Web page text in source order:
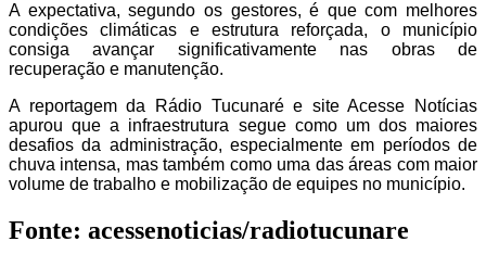
A expectativa, segundo os gestores, é que com melhores
condições climáticas e estrutura reforçada, o município
consiga avançar significativamente nas obras de
recuperação e manutenção.
A reportagem da Rádio Tucunaré e site Acesse Notícias
apurou que a infraestrutura segue como um dos maiores
desafios da administração, especialmente em períodos de
chuva intensa, mas também como uma das áreas com maior
volume de trabalho e mobilização de equipes no município.
Fonte: acessenoticias/radiotucunare